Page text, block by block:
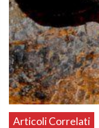
Articoli Correlati